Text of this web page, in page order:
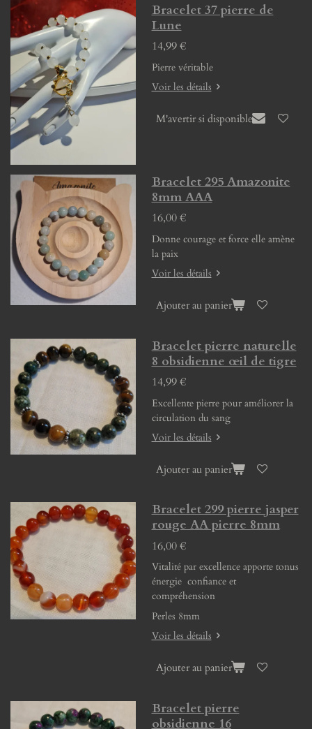
Bracelet 37 pierre de
Lune
14,99 €
Pierre véritable
Voir les détails
M'avertir si disponible
Bracelet 295 Amazonite
8mm AAA
16,00 €
Donne courage et force elle amène
la paix
Voir les détails
Ajouter au panier
Bracelet pierre naturelle
8 obsidienne œil de tigre
14,99 €
Excellente pierre pour améliorer la
circulation du sang
Voir les détails
Ajouter au panier
Bracelet 299 pierre jasper
rouge AA pierre 8mm
16,00 €
Vitalité par excellence apporte tonus
énergie confiance et
compréhension
Perles 8mm
Voir les détails
Ajouter au panier
Bracelet pierre
obsidienne 16